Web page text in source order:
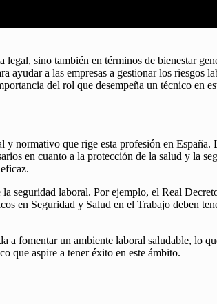
sino también en términos de bienestar
a las empresas a gestionar los riesgos
del rol que desempeña un técnico en
normativo que rige esta profesión en España.
en cuanto a la protección de la salud y la
seguridad laboral. Por ejemplo, el Real
en Seguridad y Salud en el Trabajo deben
a fomentar un ambiente laboral saludable, lo
que aspire a tener éxito en este ámbito.